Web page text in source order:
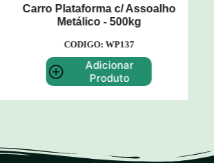
Carro Plataforma c/ Assoalho
Metálico - 500kg
CODIGO: WP137
Adicionar
Produto